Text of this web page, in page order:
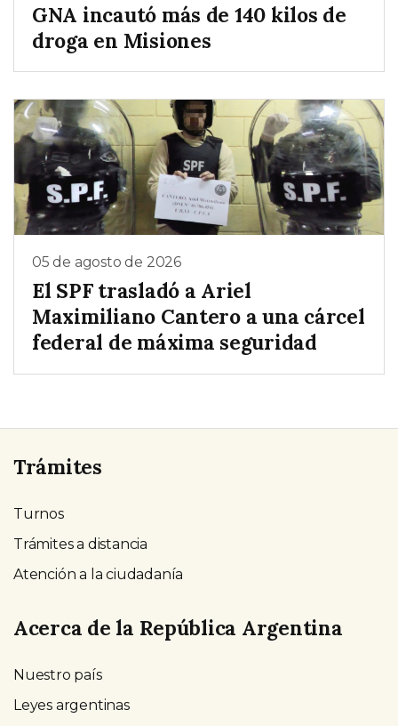
GNA incautó más de 140 kilos de
droga en Misiones
05 de agosto de 2026
El SPF trasladó a Ariel
Maximiliano Cantero a una cárcel
federal de máxima seguridad
Trámites
Turnos
Trámites a distancia
Atención a la ciudadanía
Acerca de la República Argentina
Nuestro país
Leyes argentinas